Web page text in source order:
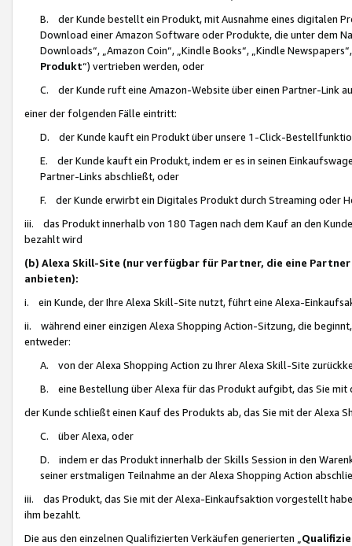
B. der Kunde bestellt ein Produkt, mit Ausnahme eines digitalen
Download einer Amazon Software oder Produkte, die unter dem
Downloads“, „Amazon Coin“, „Kindle Books“, „Kindle
Produkt“) vertrieben werden, oder
C. der Kunde ruft eine Amazon-Website über einen Partner-Link
einer der folgenden Fälle eintritt:
D. der Kunde kauft ein Produkt über unsere 1-Click-
E. der Kunde kauft ein Produkt, indem er es in seinen
Partner-Links abschließt, oder
F. der Kunde erwirbt ein Digitales Produkt durch Streaming oder
iii. das Produkt innerhalb von 180 Tagen nach dem Kauf an den
bezahlt wird
(b) Alexa Skill-Site (nur verfügbar für Partner, die eine
anbieten):
i. ein Kunde, der Ihre Alexa Skill-Site nutzt, führt eine Alexa-
ii. während einer einzigen Alexa Shopping Action-Sitzung, die
entweder:
A. von der Alexa Shopping Action zu Ihrer Alexa Skill-Site
B. eine Bestellung über Alexa für das Produkt aufgibt, das Sie mit
der Kunde schließt einen Kauf des Produkts ab, das Sie mit der Alexa
C. über Alexa, oder
D. indem er das Produkt innerhalb der Skills Session in den
seiner erstmaligen Teilnahme an der Alexa Shopping Action
iii. das Produkt, das Sie mit der Alexa-Einkaufsaktion vorgestellt
ihm bezahlt.
Die aus den einzelnen Qualifizierten Verkäufen generierten „